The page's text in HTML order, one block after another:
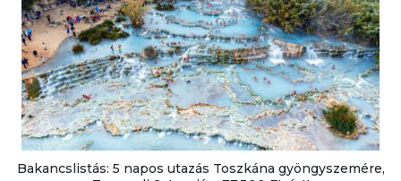
Bakancslistás: 5 napos utazás Toszkána gyöngyszemére,